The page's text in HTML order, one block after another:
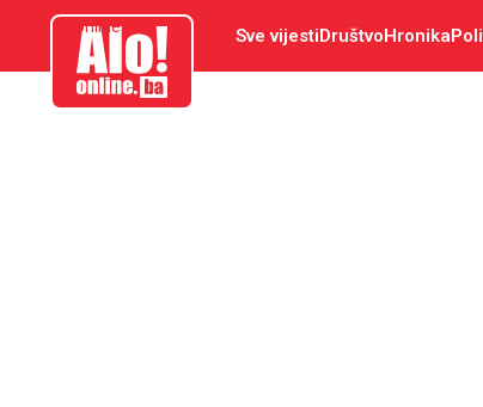
aloonline.ba Sve vijestiDruštvoHronika